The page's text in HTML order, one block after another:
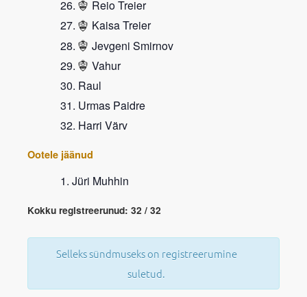
Reio Treier
Kaisa Treier
Jevgeni Smirnov
Vahur
Raul
Urmas Paidre
Harri Värv
Ootele jäänud
Jüri Muhhin
Kokku registreerunud: 32 / 32
Selleks sündmuseks on registreerumine
suletud.